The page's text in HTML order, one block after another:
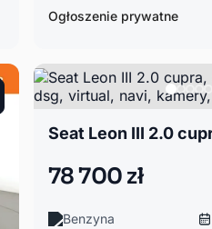
Ogłoszenie prywatne
78 700 zł
Benzyna